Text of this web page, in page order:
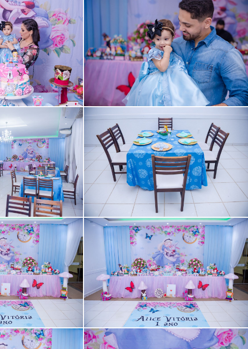
Guardar
Guardar Guardar
Guardar Guardar
Guardar Guardar